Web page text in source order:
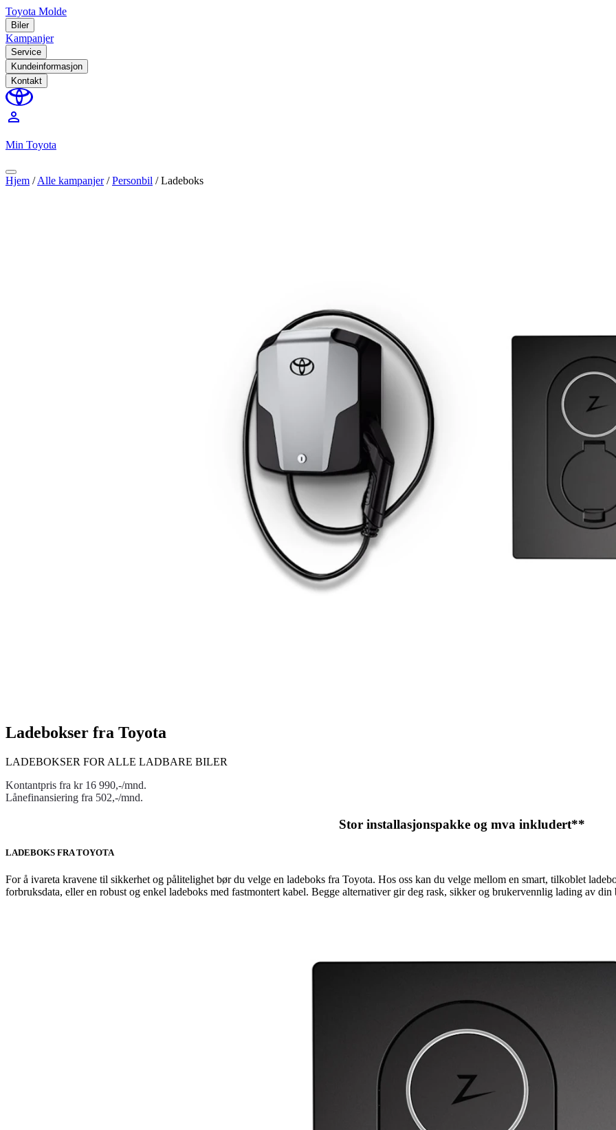
Toyota Molde
Biler
Kampanjer
Service
Kundeinformasjon
Kontakt
perm_identity
Min Toyota
Hjem /Alle kampanjer /Personbil /Ladeboks
Ladebokser fra Toyota
LADEBOKSER FOR ALLE LADBARE BILER
Kontantpris fra kr 16 990,-/mnd.
Lånefinansiering fra 502,-/mnd.
Stor installasjonspakke og mva inkludert**
LADEBOKS FRA TOYOTA
For å ivareta kravene til sikkerhet og pålitelighet bør du velge en ladeboks fra Toyota. Hos oss kan du velge mellom en smart, tilkoblet
forbruksdata, eller en robust og enkel ladeboks med fastmontert kabel. Begge alternativer gir deg rask, sikker og brukervennlig lading av din